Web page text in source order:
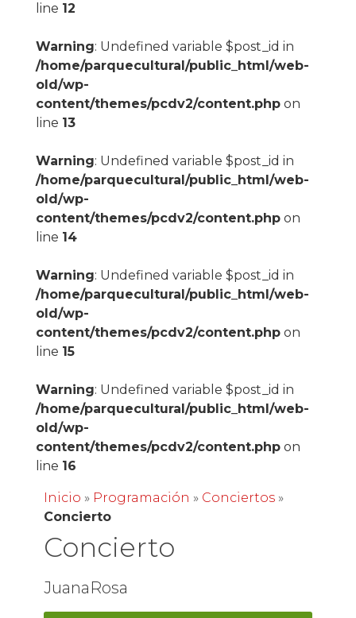
line 12
Warning: Undefined variable $post_id in
/home/parquecultural/public_html/web-
old/wp-
content/themes/pcdv2/content.phpon
line 13
Warning: Undefined variable $post_id in
/home/parquecultural/public_html/web-
old/wp-
content/themes/pcdv2/content.phpon
line 14
Warning: Undefined variable $post_id in
/home/parquecultural/public_html/web-
old/wp-
content/themes/pcdv2/content.phpon
line 15
Warning: Undefined variable $post_id in
/home/parquecultural/public_html/web-
old/wp-
content/themes/pcdv2/content.phpon
line 16
Inicio » Programación » Conciertos»
Concierto
Concierto
JuanaRosa